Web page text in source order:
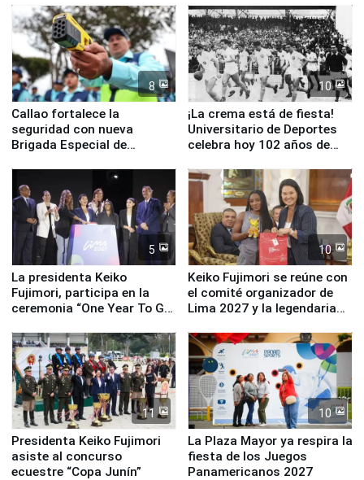
8
Callao fortalece la
seguridad con nueva
Brigada Especial de
equipamiento para
Serenazgo
10
¡La crema está de fiesta!
Universitario de Deportes
celebra hoy 102 años de
5
La presidenta Keiko
Fujimori, participa en la
ceremonia “One Year To Go
10
Keiko Fujimori se reúne con
el comité organizador de
Lima 2027 y la legendaria
11
Presidenta Keiko Fujimori
asiste al concurso
ecuestre “Copa Junín”
10
La Plaza Mayor ya respira la
fiesta de los Juegos
Panamericanos 2027